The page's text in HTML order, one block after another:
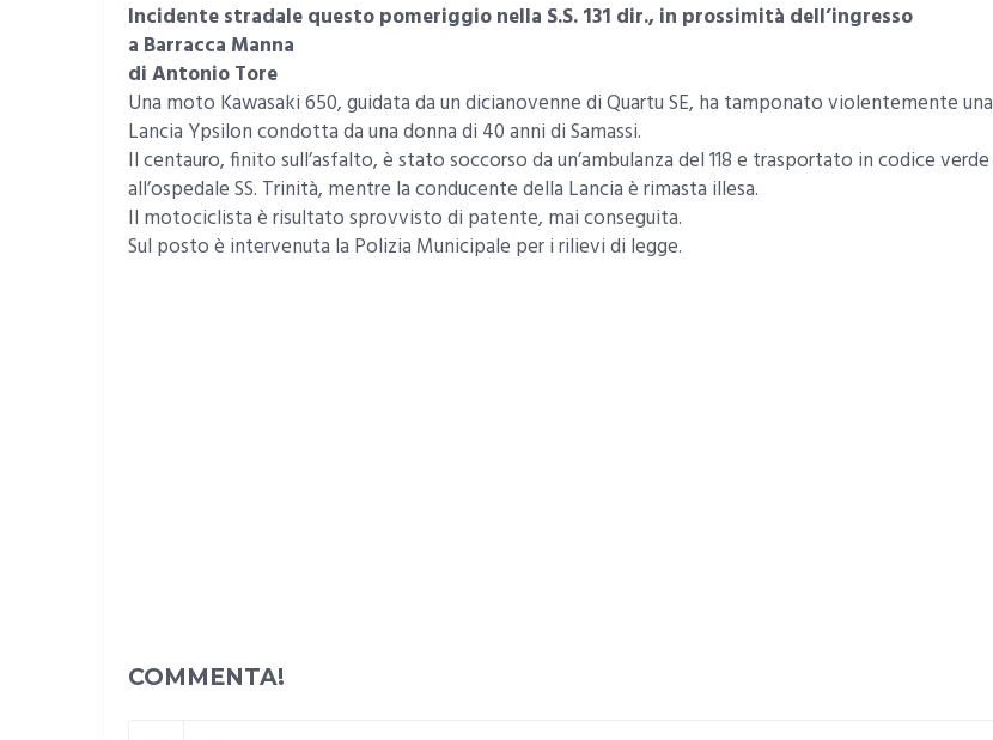
Incidente stradale questo pomeriggio nella S.S. 131 dir., in prossimità dell’ingresso
a Barracca Manna
di Antonio Tore
Una moto Kawasaki 650, guidata da un dicianovenne di Quartu SE, ha tamponato violentemente una
Lancia Ypsilon condotta da una donna di 40 anni di Samassi.
Il centauro, finito sull’asfalto, è stato soccorso da un’ambulanza del 118 e trasportato in codice verde
all’ospedale SS. Trinità, mentre la conducente della Lancia è rimasta illesa.
Il motociclista è risultato sprovvisto di patente, mai conseguita.
Sul posto è intervenuta la Polizia Municipale per i rilievi di legge.
COMMENTA!